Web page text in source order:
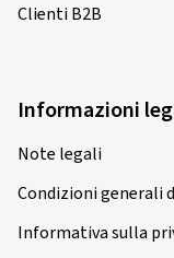
Clienti B2B
Informazioni
Note legali
Condizioni generali
Informativa sulla